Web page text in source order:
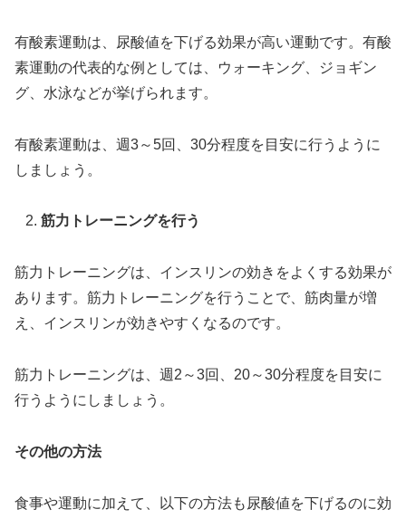
有酸素運動は、尿酸値を下げる効果が高い運動です。有酸
素運動の代表的な例としては、ウォーキング、ジョギン
グ、水泳などが挙げられます。
有酸素運動は、週3～5回、30分程度を目安に行うように
しましょう。
筋力トレーニングを行う
筋力トレーニングは、インスリンの効きをよくする効果が
あります。筋力トレーニングを行うことで、筋肉量が増
え、インスリンが効きやすくなるのです。
筋力トレーニングは、週2～3回、20～30分程度を目安に
行うようにしましょう。
その他の方法
食事や運動に加えて、以下の方法も尿酸値を下げるのに効